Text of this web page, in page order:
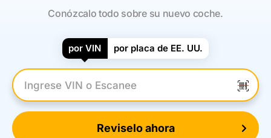
Conózcalo todo sobre su nuevo coche.
por VIN por placa de EE. UU.
Introduzca el VIN
Reviselo ahora